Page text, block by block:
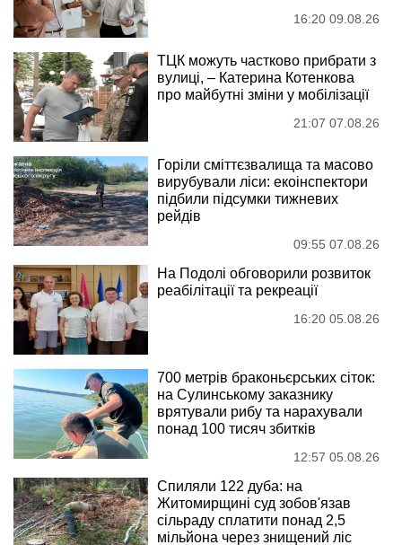
16:20 09.08.26
ТЦК можуть частково прибрати з
вулиці, – Катерина Котенкова
про майбутні зміни у мобілізації
21:07 07.08.26
Горіли сміттєзвалища та масово
вирубували ліси: екоінспектори
підбили підсумки тижневих
рейдів
09:55 07.08.26
На Подолі обговорили розвиток
реабілітації та рекреації
16:20 05.08.26
700 метрів браконьєрських сіток:
на Сулинському заказнику
врятували рибу та нарахували
понад 100 тисяч збитків
12:57 05.08.26
Спиляли 122 дуба: на
Житомирщині суд зобов'язав
сільраду сплатити понад 2,5
мільйона через знищений ліс